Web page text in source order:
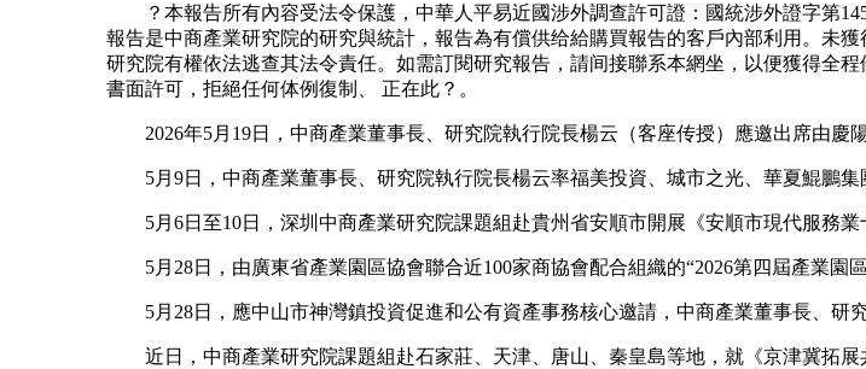
？本報告所有內容受法令保護，中華人平易近國涉外調查許可證：國統涉外證字第
報告是中商產業研究院的研究與統計，報告為有償供给給購買報告的客戶內部利用。未
研究院有權依法逃查其法令責任。如需訂閱研究報告，請间接聯系本網坐，以便獲得全
書面許可，拒絕任何体例復制、 正在此？。
2026年5月19日，中商產業董事長、研究院執行院長楊云（客座传授）應邀出席由慶陽
5月9日，中商產業董事長、研究院執行院長楊云率福美投資、城市之光、華夏鯤鵬集
5月6日至10日，深圳中商產業研究院課題組赴貴州省安順市開展《安順市現代服務業
5月28日，由廣東省產業園區協會聯合近100家商協會配合組織的“2026第四屆產業園
5月28日，應中山市神灣鎮投資促進和公有資產事務核心邀請，中商產業董事長、研究
近日，中商產業研究院課題組赴石家莊、天津、唐山、秦皇島等地，就《京津冀拓展